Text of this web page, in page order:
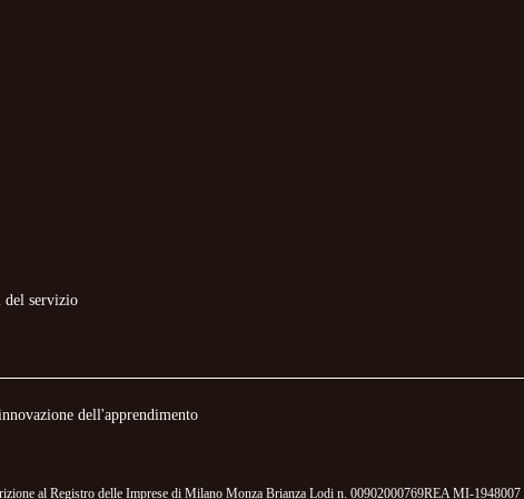
del servizio
dell'apprendimento
al Registro delle Imprese di Milano Monza Brianza Lodi n. 00902000769REA MI-1948007